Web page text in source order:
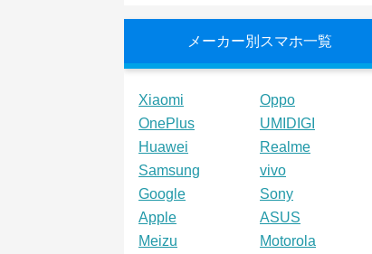
メーカー別スマホ一覧
Xiaomi
Oppo
OnePlus
UMIDIGI
Huawei
Realme
Samsung
vivo
Google
Sony
Apple
ASUS
Meizu
Motorola